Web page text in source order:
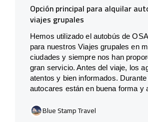
Opción principal para alquilar
viajes grupales
Hemos utilizado el autobús de
para nuestros Viajes grupales en
ciudades y siempre nos han
gran servicio. Antes del viaje, los
atentos y bien informados.
autocares están en buena forma y
Blue Stamp Travel